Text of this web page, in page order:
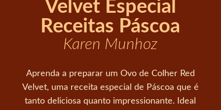
Velvet Especial
Receitas Páscoa
Karen Munhoz
Aprenda a preparar um Ovo de Colher Red
Velvet, uma receita especial de Páscoa que é
tanto deliciosa quanto impressionante. Ideal